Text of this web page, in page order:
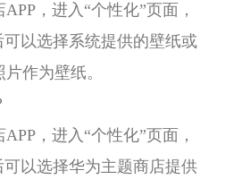
，进入“个性化”页面，
以选择系统提供的壁纸或
作为壁纸。
，进入“个性化”页面，
以选择华为主题商店提供